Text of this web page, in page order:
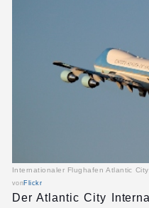
Internationaler Flughafen Atlantic City
vonFlickr
Der Atlantic City